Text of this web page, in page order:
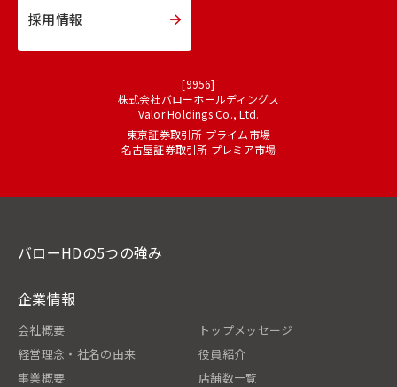
採用情報
[9956]
株式会社バローホールディングス
Valor Holdings Co., Ltd.
東京証券取引所 プライム市場
名古屋証券取引所 プレミア市場
バローHDの5つの強み
企業情報
会社概要
トップメッセージ
経営理念・社名の由来
役員紹介
事業概要
店舗数一覧